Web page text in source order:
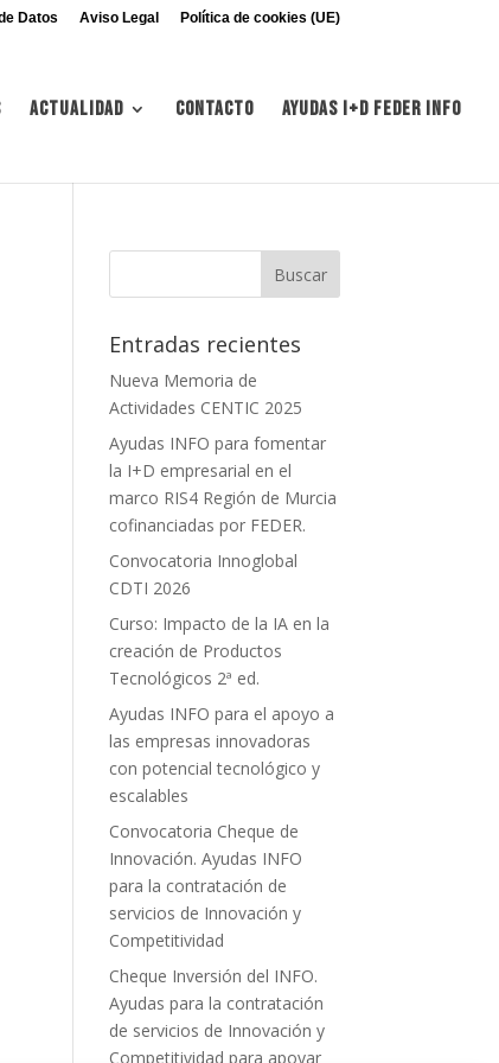
Datos Aviso Legal Política de cookies (UE)
Actualidad Contacto Ayudas I+d FEDER INFO
Entradas recientes
Nueva Memoria de
Actividades CENTIC 2025
Ayudas INFO para fomentar
la I+D empresarial en el
marco RIS4 Región de Murcia
cofinanciadas por FEDER.
Convocatoria Innoglobal
CDTI 2026
Curso: Impacto de la IA en la
creación de Productos
Tecnológicos 2ª ed.
Ayudas INFO para el apoyo a
las empresas innovadoras
con potencial tecnológico y
escalables
Convocatoria Cheque de
Innovación. Ayudas INFO
para la contratación de
servicios de Innovación y
Competitividad
Cheque Inversión del INFO.
Ayudas para la contratación
de servicios de Innovación y
Competitividad para apoyar